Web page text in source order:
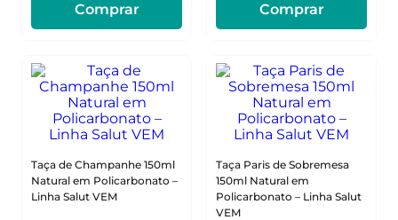
Comprar Comprar
Taça de Champanhe 150ml
Natural em Policarbonato –
Linha Salut VEM
Taça Paris de Sobremesa
150ml Natural em
Policarbonato – Linha Salut
VEM